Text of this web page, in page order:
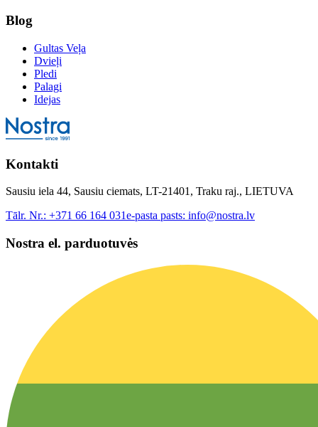
Blog
Gultas Veļa
Dvieļi
Pledi
Palagi
Idejas
Kontakti
Sausiu iela 44, Sausiu ciemats, LT-21401, Traku raj., LIETUVA
Tālr. Nr.: +371 66 164 031e-pasta pasts: info@nostra.lv
Nostra el. parduotuvės